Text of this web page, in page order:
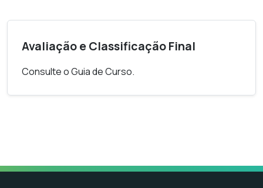
níveis:
Nível I – observação, classificação, comunicação,
Nível II – identificação de variáveis, construção de
tabelas, construção de gráficos, descrição de
HISTÓRIA
Avaliação e Classificação Final
Consulte o Guia de Curso.